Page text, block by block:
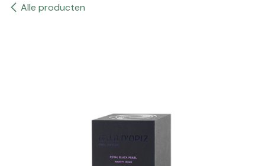
Alle producten